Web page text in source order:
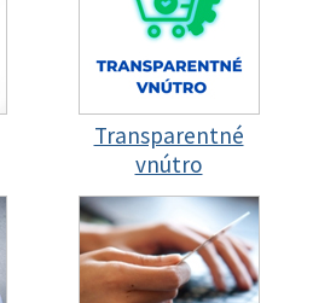
Transparentné
vnútro